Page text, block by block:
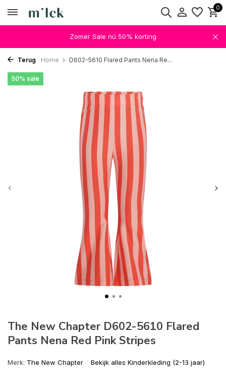
0
Zomer Sale nú 50% korting
Terug Home D602-5610 Flared Pants Nena Re...
The New Chapter D602-5610 Flared
Pants Nena Red Pink Stripes
50% sale
Merk: The New Chapter Bekijk alles Kinderkleding (2-13 jaar)